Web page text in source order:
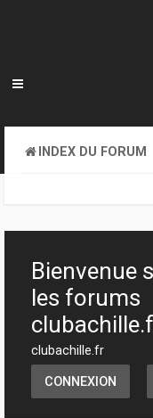
INDEX DU FORUM
Bienvenue
les forums
clubachille.fr
CONNEXION